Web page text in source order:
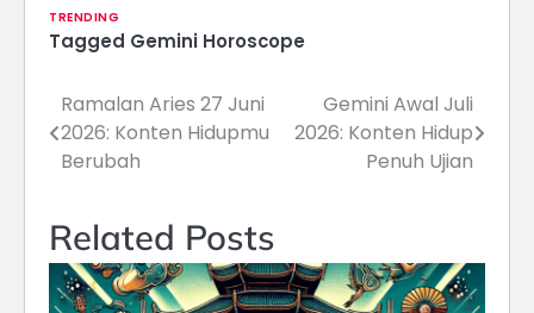
TRENDING
Tagged Gemini Horoscope
Navigasi
pos
Ramalan Aries 27 Juni
2026: Konten Hidupmu
Berubah
Gemini Awal Juli
2026: Konten Hidup
Penuh Ujian
Related Posts